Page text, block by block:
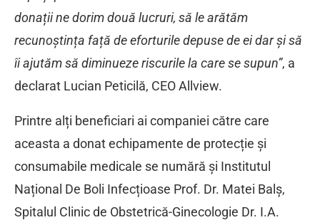
donații ne dorim două lucruri, să le arătăm
recunoștința față de eforturile depuse de ei dar și să
îi ajutăm să diminueze riscurile la care se supun”, a
declarat Lucian Peticilă, CEO Allview.
Printre alți beneficiari ai companiei către care
aceasta a donat echipamente de protecție și
consumabile medicale se numără și Institutul
Național De Boli Infecțioase Prof. Dr. Matei Balș,
Spitalul Clinic de Obstetrică-Ginecologie Dr. I.A.